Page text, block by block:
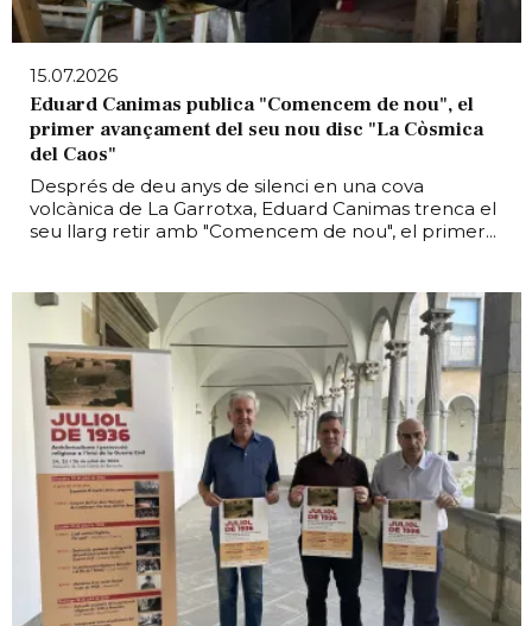
15.07.2026
Eduard Canimas publica "Comencem de nou", el
primer avançament del seu nou disc "La Còsmica
del Caos"
Després de deu anys de silenci en una cova
volcànica de La Garrotxa, Eduard Canimas trenca el
seu llarg retir amb "Comencem de nou", el primer...